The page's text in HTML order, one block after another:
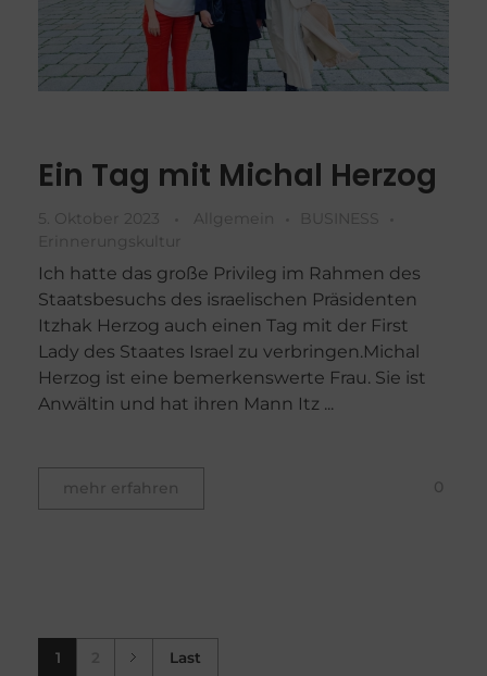
Ein Tag mit Michal Herzog
5. Oktober 2023 Allgemein
BUSINESS
Erinnerungskultur
Ich hatte das große Privileg im Rahmen des
Staatsbesuchs des israelischen Präsidenten
Itzhak Herzog auch einen Tag mit der First
Lady des Staates Israel zu verbringen.Michal
Herzog ist eine bemerkenswerte Frau. Sie ist
Anwältin und hat ihren Mann Itz ...
mehr erfahren 0
1 Last